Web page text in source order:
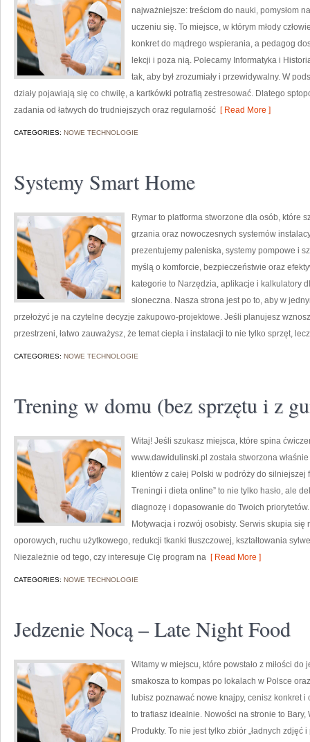
najważniejsze: treściom do nauki, pomysłom
uczeniu się. To miejsce, w którym młody
konkret do mądrego wspierania, a pedagog
lekcji i poza nią. Polecamy Informatyka i
tak, aby był zrozumiały i przewidywalny. W
działy pojawiają się co chwilę, a kartkówki potrafią zestresować. Dlatego
zadania od łatwych do trudniejszych oraz regularność [ Read More ]
CATEGORIES: NOWE TECHNOLOGIE
Systemy Smart Home
Rymar to platforma stworzone dla osób, które
grzania oraz nowoczesnych systemów
prezentujemy paleniska, systemy pompowe i
myślą o komforcie, bezpieczeństwie oraz
kategorie to Narzędzia, aplikacje i kalkulatory
słoneczna. Nasza strona jest po to, aby w
przełożyć je na czytelne decyzje zakupowo-projektowe. Jeśli planujesz
przestrzeni, łatwo zauważysz, że temat ciepła i instalacji to nie tylko sprzęt,
CATEGORIES: NOWE TECHNOLOGIE
Trening w domu (bez sprzętu i z
Witaj! Jeśli szukasz miejsca, które spina
www.dawidulinski.pl została stworzona
klientów z całej Polski w podróży do silniejszej
Treningi i dieta online” to nie tylko hasło, ale
diagnozę i dopasowanie do Twoich
Motywacja i rozwój osobisty. Serwis skupia
oporowych, ruchu użytkowego, redukcji tkanki tłuszczowej, kształtowania
Niezależnie od tego, czy interesuje Cię program na [ Read More ]
CATEGORIES: NOWE TECHNOLOGIE
Jedzenie Nocą – Late Night Food
Witamy w miejscu, które powstało z miłości
smakosza to kompas po lokalach w Polsce
lubisz poznawać nowe knajpy, cenisz konkret
to trafiasz idealnie. Nowości na stronie to
Produkty. To nie jest tylko zbiór „ładnych